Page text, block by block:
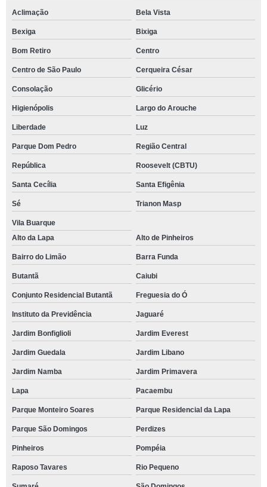
Aclimação Bela Vista
Bexiga Bixiga
Bom Retiro Centro
Centro de São Paulo Cerqueira César
Consolação Glicério
Higienópolis Largo do Arouche
Liberdade Luz
Parque Dom Pedro Região Central
República Roosevelt (CBTU)
Santa Cecília Santa Efigênia
Sé Trianon Masp
Vila Buarque
Alto da Lapa
Alto de Pinheiros
Bairro do Limão Barra Funda
Butantã Caiubi
Conjunto Residencial Butantã Freguesia do Ó
Instituto da Previdência Jaguaré
Jardim Bonfiglioli Jardim Everest
Jardim Guedala Jardim Libano
Jardim Namba Jardim Primavera
Lapa Pacaembu
Parque Monteiro Soares Parque Residencial da Lapa
Parque São Domingos Perdizes
Pinheiros Pompéia
Raposo Tavares Rio Pequeno